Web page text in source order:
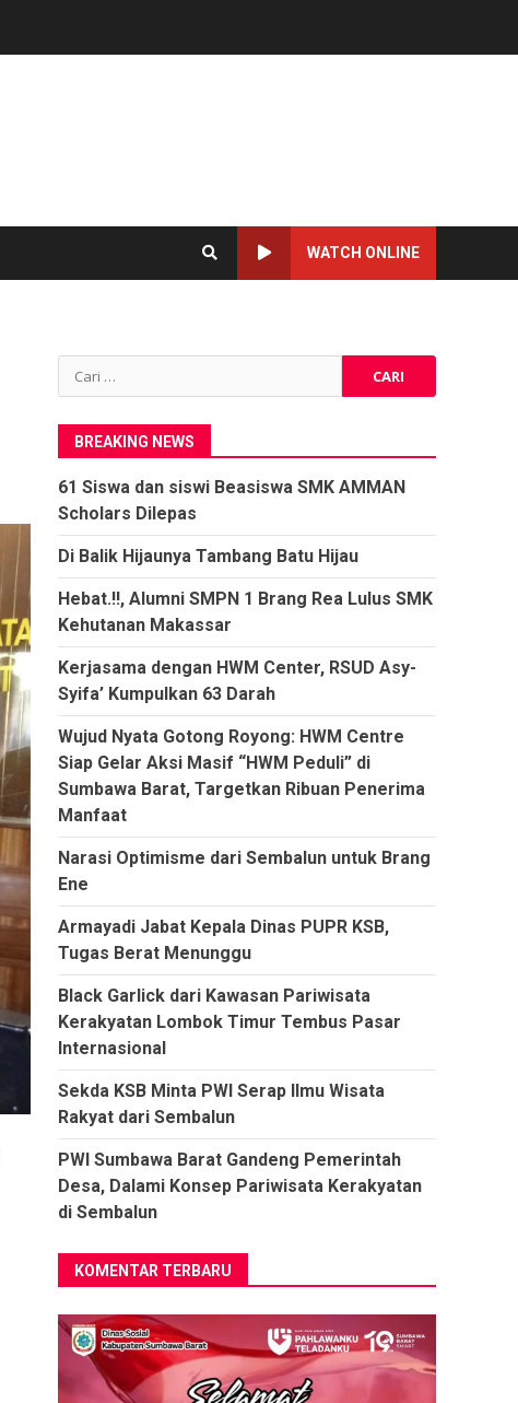
WATCH ONLINE
Cari
untuk:
BREAKING NEWS
61 Siswa dan siswi Beasiswa SMK AMMAN
Scholars Dilepas
Di Balik Hijaunya Tambang Batu Hijau
Hebat.!!, Alumni SMPN 1 Brang Rea Lulus SMK
Kehutanan Makassar
Kerjasama dengan HWM Center, RSUD Asy-
Syifa’ Kumpulkan 63 Darah
Wujud Nyata Gotong Royong: HWM Centre
Siap Gelar Aksi Masif “HWM Peduli” di
Sumbawa Barat, Targetkan Ribuan Penerima
Manfaat
Narasi Optimisme dari Sembalun untuk Brang
Ene
Armayadi Jabat Kepala Dinas PUPR KSB,
Tugas Berat Menunggu
Black Garlick dari Kawasan Pariwisata
Kerakyatan Lombok Timur Tembus Pasar
Internasional
Sekda KSB Minta PWI Serap Ilmu Wisata
Rakyat dari Sembalun
PWI Sumbawa Barat Gandeng Pemerintah
Desa, Dalami Konsep Pariwisata Kerakyatan
di Sembalun
KOMENTAR TERBARU